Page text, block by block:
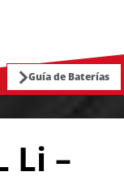
Guía de Baterías
Li –